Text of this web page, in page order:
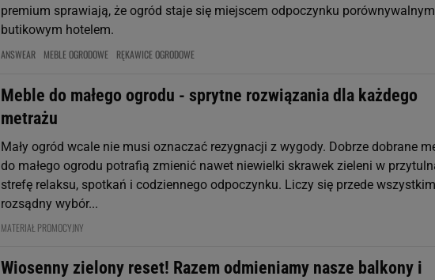
premium sprawiają, że ogród staje się miejscem odpoczynku
butikowym hotelem.
ANSWEAR MEBLE OGRODOWE RĘKAWICE OGRODOWE
Meble do małego ogrodu - sprytne rozwiązania dla każdego
metrażu
Mały ogród wcale nie musi oznaczać rezygnacji z wygody. Dobrze dobrane
do małego ogrodu potrafią zmienić nawet niewielki skrawek zieleni w
strefę relaksu, spotkań i codziennego odpoczynku. Liczy się przede wszystkim
rozsądny wybór...
MATERIAŁ PROMOCYJNY
Wiosenny zielony reset! Razem odmieniamy nasze balkony i